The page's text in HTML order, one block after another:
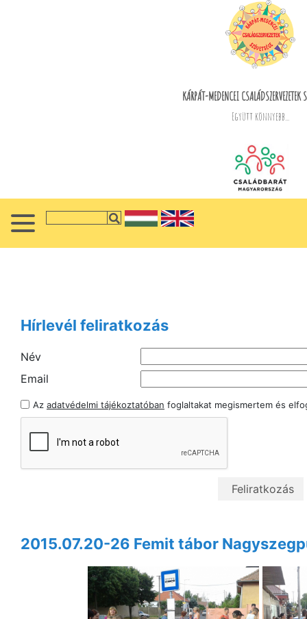
KÁRPÁT-MEDENCEI CSALÁDSZERVEZETEK
Együtt könnyebb...
Hírlevél feliratkozás
Név
Email
Az adatvédelmi tájékoztatóban foglaltakat megismertem és
2015.07.20-26 Femit tábor